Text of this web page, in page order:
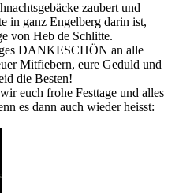
zaubert und
in ganz Engelberg darin ist,
von Heb de Schlitte.
DANKESCHÖN an alle
Mitfiebern, eure Geduld und
die Besten!
euch frohe Festtage und alles
es dann auch wieder heisst: